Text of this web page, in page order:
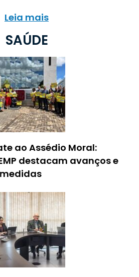
Leia mais
SAÚDE
ao Assédio Moral:
destacam avanços e